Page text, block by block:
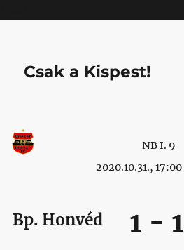
Csak a Kispest!
NB I. 9
2020.10.31., 17:00
Bp. Honvéd 1 - 1